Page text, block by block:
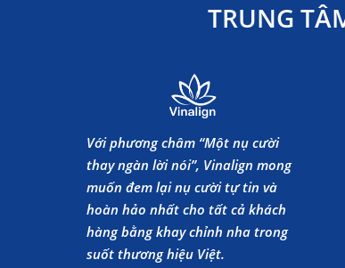
TRUNG
Với phương châm “Một nụ cười
thay ngàn lời nói”, Vinalign mong
muốn đem lại nụ cười tự tin và
hoàn hảo nhất cho tất cả khách
hàng bằng khay chỉnh nha trong
suốt thương hiệu Việt.